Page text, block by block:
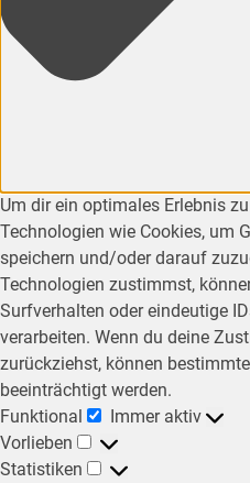
Um dir ein optimales Erlebnis
Technologien wie Cookies, um
speichern und/oder darauf
Technologien zustimmst,
Surfverhalten oder eindeutige
verarbeiten. Wenn du deine
zurückziehst, können
beeinträchtigt werden.
Funktional
Immer aktiv
Vorlieben
Statistiken